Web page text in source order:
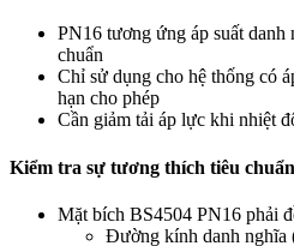
PN16 tương ứng áp suất danh
chuẩn
Chỉ sử dụng cho hệ thống có
hạn cho phép
Cần giảm tải áp lực khi nhiệt
Kiểm tra sự tương thích tiêu
Mặt bích BS4504 PN16 phải
Đường kính danh nghĩa